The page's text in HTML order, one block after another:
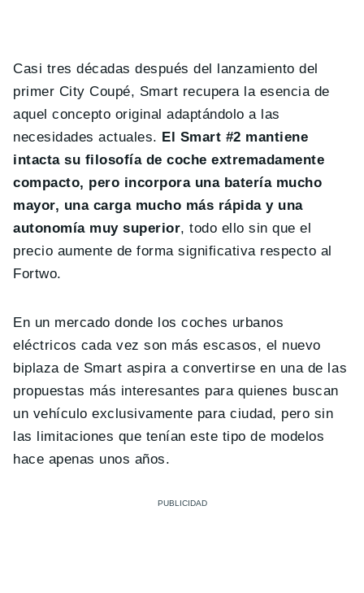
Casi tres décadas después del lanzamiento del
primer City Coupé, Smart recupera la esencia de
aquel concepto original adaptándolo a las
necesidades actuales. El Smart #2 mantiene
intacta su filosofía de coche extremadamente
compacto, pero incorpora una batería mucho
mayor, una carga mucho más rápida y una
autonomía muy superior, todo ello sin que el
precio aumente de forma significativa respecto al
Fortwo.
En un mercado donde los coches urbanos
eléctricos cada vez son más escasos, el nuevo
biplaza de Smart aspira a convertirse en una de las
propuestas más interesantes para quienes buscan
un vehículo exclusivamente para ciudad, pero sin
las limitaciones que tenían este tipo de modelos
hace apenas unos años.